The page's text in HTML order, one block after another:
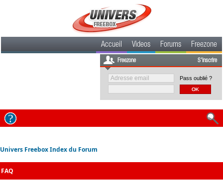
Accueil Videos Forums Freezone
Freezone S'inscrire
Pass oublié ?
Univers Freebox Index du Forum
FAQ